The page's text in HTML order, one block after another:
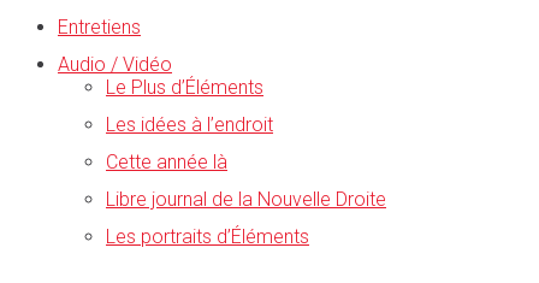
Entretiens
Audio / Vidéo
Le Plus d’Éléments
Les idées à l’endroit
Cette année là
Libre journal de la Nouvelle Droite
Les portraits d’Éléments